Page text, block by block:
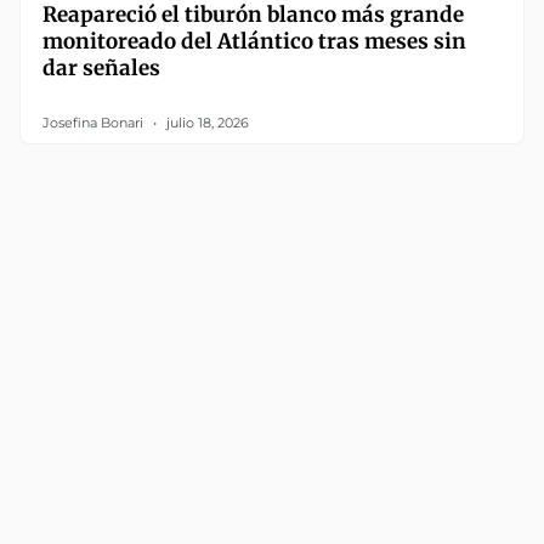
Reapareció el tiburón blanco más grande
monitoreado del Atlántico tras meses sin
dar señales
Josefina Bonari julio 18, 2026